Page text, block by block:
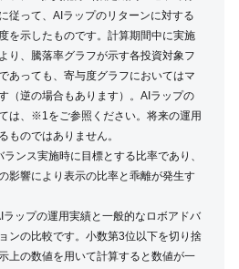
従って、AIラップのリターンに対する
を示したものです。計算期間中に実施
り、騰落率グラフが示す各投資対象フ
あっても、寄与度グラフにおいてはマ
（逆の場合もあります）。AIラップの
は、※1をご参照ください。将来の運用
ものではありません。
ンス実施時に目標とする比率であり、
影響により表示の比率と乖離が発生す
ップの運用実績と一般的なロボアドバ
ンの比較です。小数第3位以下を切り捨
上の数値を用いて計算すると数値が一